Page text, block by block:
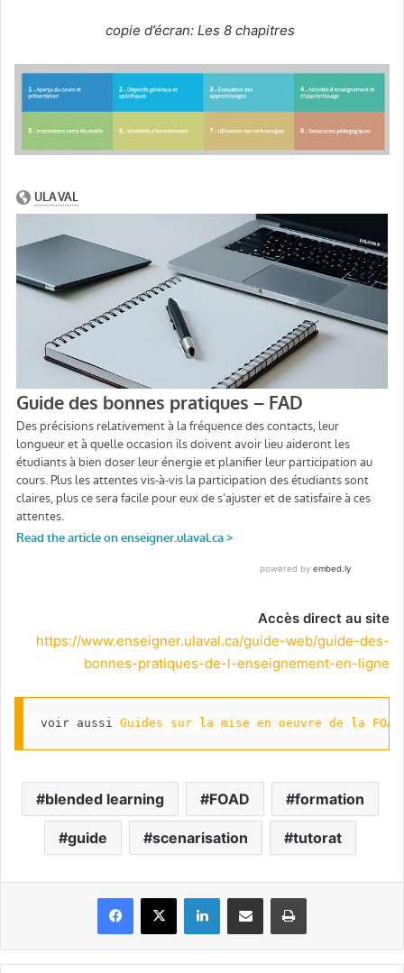
copie d’écran: Les 8 chapitres
Accès direct au site
https://www.enseigner.ulaval.ca/guide-web/guide-des-
bonnes-pratiques-de-l-enseignement-en-ligne
voir aussi Guides sur la mise en oeuvre de la FOAD
blended learning FOAD formation
guide scenarisation tutorat
Facebook
X LinkedinPartager par email Imprimer